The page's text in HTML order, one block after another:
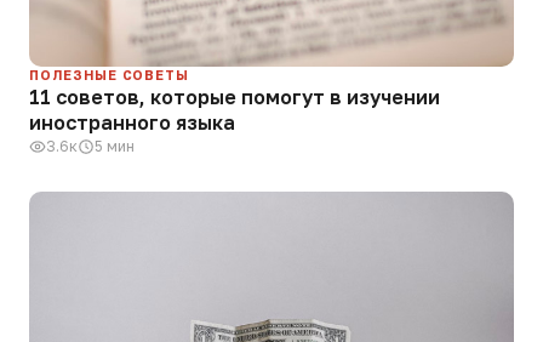
ПОЛЕЗНЫЕ СОВЕТЫ
11 советов, которые помогут в изучении
иностранного языка
3.6к 5 мин